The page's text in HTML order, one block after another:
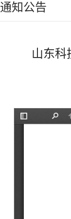
通知公告
山东科